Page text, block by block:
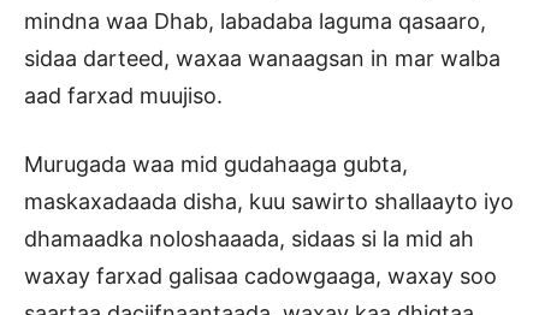
mindna waa Dhab, labadaba laguma qasaaro,
sidaa darteed, waxaa wanaagsan in mar walba
aad farxad muujiso.
Murugada waa mid gudahaaga gubta,
maskaxadaada disha, kuu sawirto shallaayto iyo
dhamaadka noloshaaada, sidaas si la mid ah
waxay farxad galisaa cadowgaaga, waxay soo